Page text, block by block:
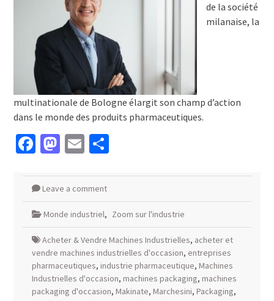
de la société
milanaise, la
multinationale de Bologne élargit son champ d’action
dans le monde des produits pharmaceutiques.
Facebook
Mastodon
EmailPartager
Leave a comment
Monde industriel, Zoom sur l'industrie
Acheter & Vendre Machines Industrielles, acheter et
vendre machines industrielles d'occasion, entreprises
pharmaceutiques, industrie pharmaceutique, Machines
Industrielles d'occasion, machines packaging, machines
packaging d'occasion, Makinate, Marchesini, Packaging,